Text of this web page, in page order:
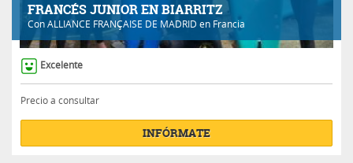
FRANCÉS JUNIOR EN BIARRITZ
ConALLIANCE FRANÇAISE DE MADRID en Francia
Excelente
Precio a consultar
INFÓRMATE